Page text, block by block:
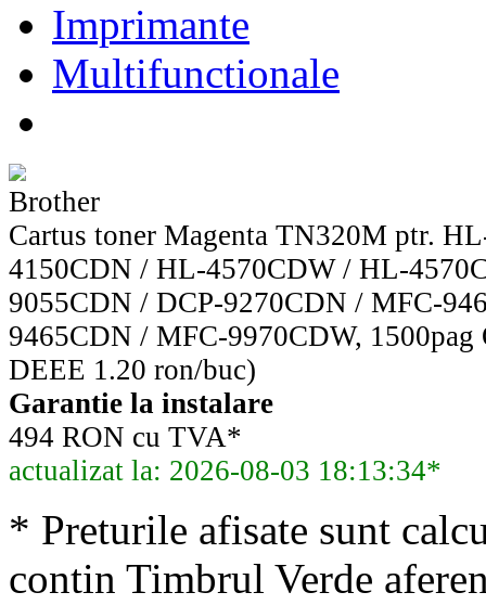
Imprimante
Multifunctionale
Brother
Cartus toner Magenta TN320M ptr.
4150CDN / HL-4570CDW / HL-
9055CDN / DCP-9270CDN / MFC-
9465CDN / MFC-9970CDW,
DEEE 1.20 ron/buc)
Garantie la instalare
494 RON cu TVA*
actualizat la: 2026-08-03 18:13:34*
* Preturile afisate sunt
contin Timbrul Verde